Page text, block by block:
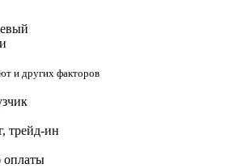
и других факторов
трейд-ин
оплаты